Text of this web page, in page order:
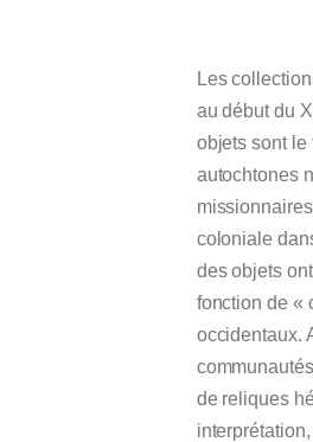
Les
au début du
objets sont
autochtones
coloniale
des objets
fonction de «
occidentaux.
de reliques